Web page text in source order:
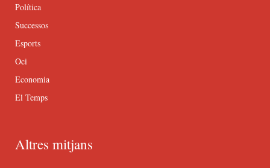
Política
Successos
Esports
Oci
Economia
El Temps
Altres mitjans